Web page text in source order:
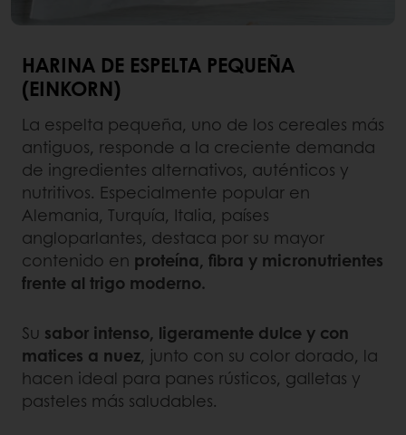
HARINA DE ESPELTA PEQUEÑA
(EINKORN)
La espelta pequeña, uno de los cereales más
antiguos, responde a la creciente demanda
de ingredientes alternativos, auténticos y
nutritivos. Especialmente popular en
Alemania, Turquía, Italia, países
angloparlantes, destaca por su mayor
contenido en proteína, fibra y micronutrientes
frente al trigo moderno.
Su sabor intenso, ligeramente dulce y con
matices a nuez, junto con su color dorado, la
hacen ideal para panes rústicos, galletas y
pasteles más saludables.